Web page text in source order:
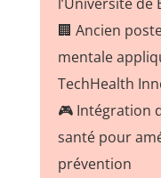
l’Université de
🏢 Ancien
mentale
TechHealth
🎮 Intégration
santé pour
prévention